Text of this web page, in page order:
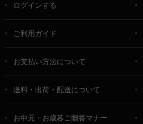
ログインする
ご利用ガイド
お支払い方法について
送料・出荷・配送について
お中元・お歳暮ご贈答マナー